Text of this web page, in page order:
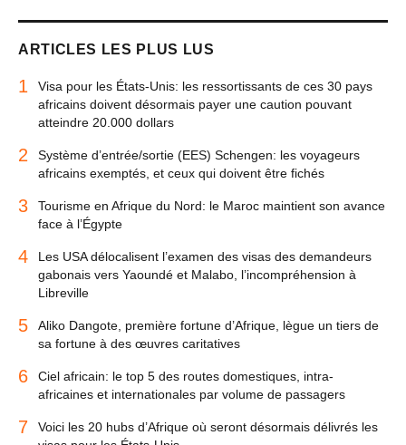
ARTICLES LES PLUS LUS
1
Visa pour les États-Unis: les ressortissants de ces 30 pays
africains doivent désormais payer une caution pouvant
atteindre 20.000 dollars
2
Système d’entrée/sortie (EES) Schengen: les voyageurs
africains exemptés, et ceux qui doivent être fichés
3
Tourisme en Afrique du Nord: le Maroc maintient son avance
face à l’Égypte
4
Les USA délocalisent l’examen des visas des demandeurs
gabonais vers Yaoundé et Malabo, l’incompréhension à
Libreville
5
Aliko Dangote, première fortune d’Afrique, lègue un tiers de
sa fortune à des œuvres caritatives
6
Ciel africain: le top 5 des routes domestiques, intra-
africaines et internationales par volume de passagers
7
Voici les 20 hubs d’Afrique où seront désormais délivrés les